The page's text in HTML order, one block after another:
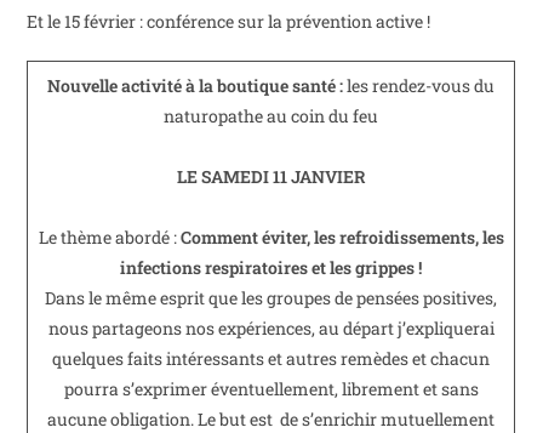
Et le 15 février : conférence sur la prévention active !
Nouvelle activité à la boutique santé :les rendez-vous du
naturopathe au coin du feu
LE SAMEDI 11 JANVIER
Le thème abordé :Comment éviter, les refroidissements, les
infections respiratoires et les grippes !
Dans le même esprit que les groupes de pensées positives,
nous partageons nos expériences, au départ j’expliquerai
quelques faits intéressants et autres remèdes et chacun
pourra s’exprimer éventuellement, librement et sans
aucune obligation. Le but est de s’enrichir mutuellement